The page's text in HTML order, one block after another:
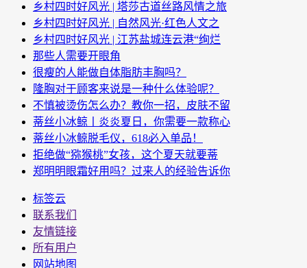
乡村四时好风光 | 塔莎古道丝路风情之旅
乡村四时好风光 | 自然风光·红色人文之
乡村四时好风光 | 江苏盐城连云港“绚烂
那些人需要开眼角
很瘦的人能做自体脂肪丰胸吗？
隆胸对于顾客来说是一种什么体验呢？
不慎被烫伤怎么办？教你一招，皮肤不留
蒂丝小冰鲸丨炎炎夏日，你需要一款称心
蒂丝小冰鲸脱毛仪，618必入单品！
拒绝做“猕猴桃”女孩，这个夏天就要蒂
郑明明眼霜好用吗？过来人的经验告诉你
标签云
联系我们
友情链接
所有用户
网站地图